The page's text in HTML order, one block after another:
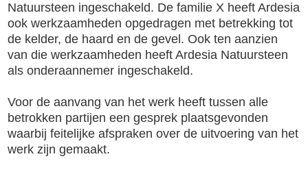
Natuursteen ingeschakeld. De familie X heeft Ardesia
ook werkzaamheden opgedragen met betrekking tot
de kelder, de haard en de gevel. Ook ten aanzien
van die werkzaamheden heeft Ardesia Natuursteen
als onderaannemer ingeschakeld.
Voor de aanvang van het werk heeft tussen alle
betrokken partijen een gesprek plaatsgevonden
waarbij feitelijke afspraken over de uitvoering van het
werk zijn gemaakt.